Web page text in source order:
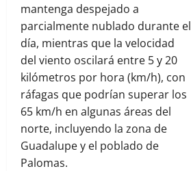
mantenga despejado a
parcialmente nublado durante el
día, mientras que la velocidad
del viento oscilará entre 5 y 20
kilómetros por hora (km/h), con
ráfagas que podrían superar los
65 km/h en algunas áreas del
norte, incluyendo la zona de
Guadalupe y el poblado de
Palomas.